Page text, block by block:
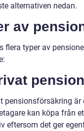
alternativen nedan.
av
flera typer av
pensionsförsäkring
kan köpa från
eftersom det ger